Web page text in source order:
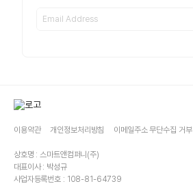
이용약관 개인정보처리방침 이메일주소 무단수집 거부
상호명 : 스마트앤컴퍼니(주)
대표이사 : 박성규
사업자등록번호 : 108-81-64739